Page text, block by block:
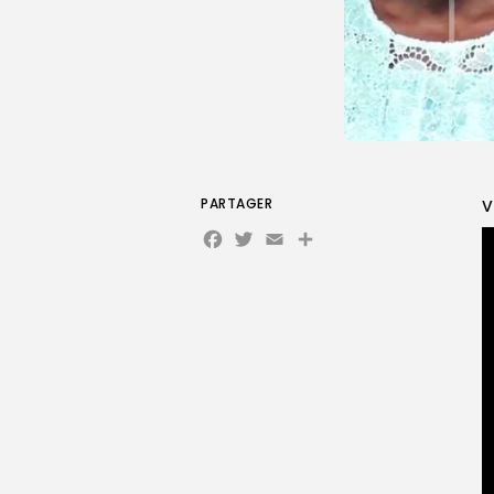
PARTAGER
Facebook
Twitter
EmailPartager